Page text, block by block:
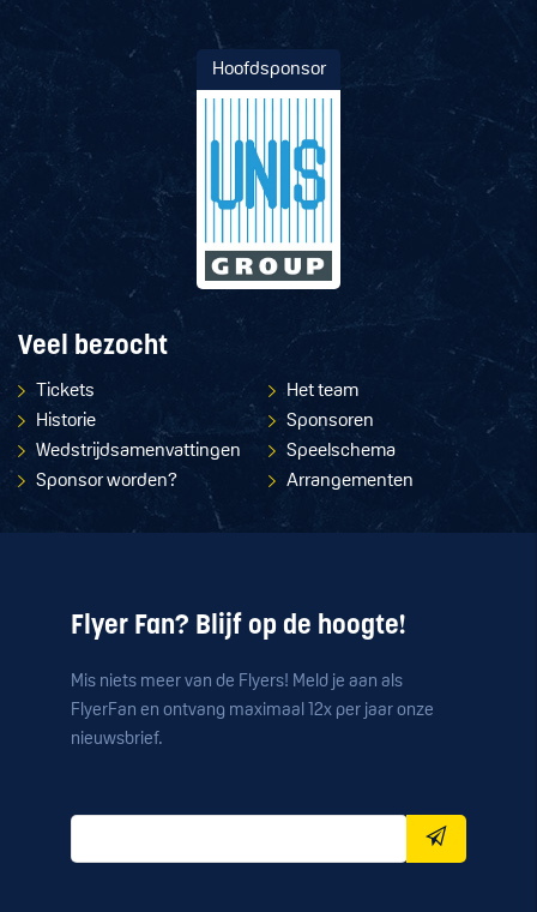
Hoofdsponsor
Veel bezocht
Tickets
Het team
Historie
Sponsoren
Wedstrijdsamenvattingen
Speelschema
Sponsor worden?
Arrangementen
Flyer Fan? Blijf op de hoogte!
Mis niets meer van de Flyers! Meld je aan als
FlyerFan en ontvang maximaal 12x per jaar onze
nieuwsbrief.